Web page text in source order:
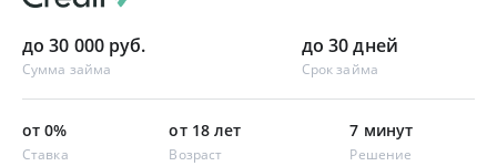
до 30 000 руб.
Сумма займа
до 30 дней
Срок займа
от 0%
Ставка
от 18 лет
Возраст
7 минут
Решение